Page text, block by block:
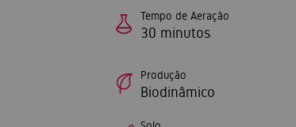
Tempo de Aeração
30 minutos
Produção
Biodinâmico